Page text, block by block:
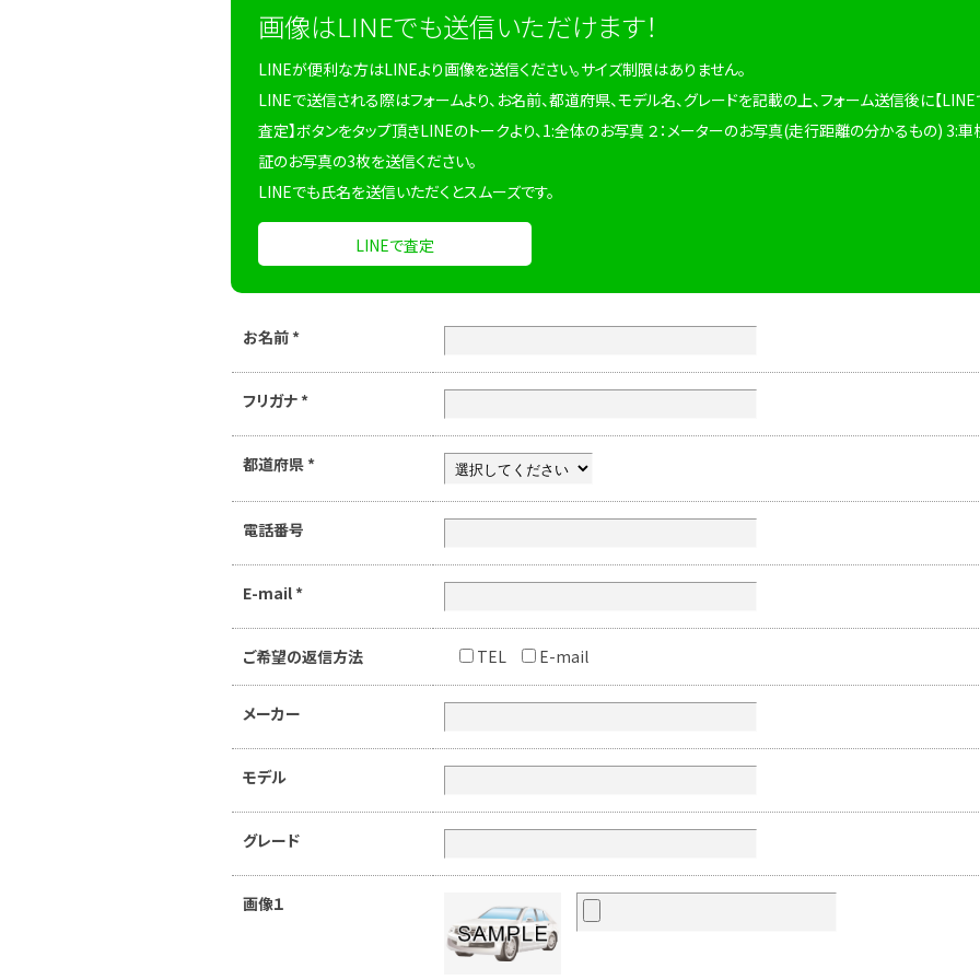
画像はLINEでも送信いただけます！
LINEが便利な方はLINEより画像を送信ください。サイズ制限はありません。
LINEで送信される際はフォームより、お名前、都道府県、モデル名、グレードを記載の上、フォーム送信後に【LINE
査定】ボタンをタップ頂きLINEのトークより、1:全体のお写真 ２：メーターのお写真(走行距離の分かるもの) 3:車
証のお写真の3枚を送信ください。
LINEでも氏名を送信いただくとスムーズです。
LINEで査定
お名前 *
フリガナ *
都道府県 *
電話番号
E-mail *
ご希望の返信方法 TEL E-mail
メーカー
モデル
グレード
画像１